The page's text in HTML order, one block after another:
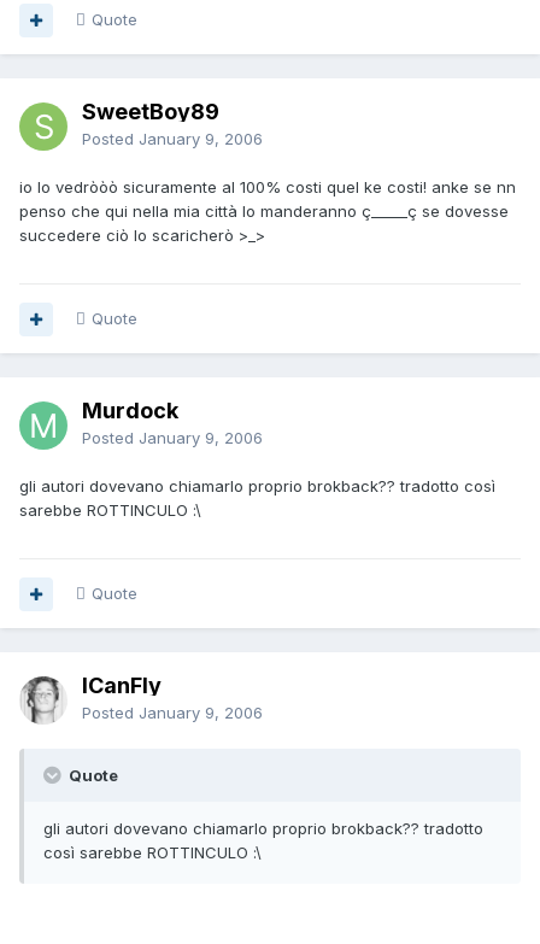
Quote
SweetBoy89
Posted January 9, 2006
io lo vedròòò sicuramente al 100% costi quel ke costi! anke se nn
penso che qui nella mia città lo manderanno ç_____ç se dovesse
succedere ciò lo scaricherò >_>
Quote
Murdock
Posted January 9, 2006
gli autori dovevano chiamarlo proprio brokback?? tradotto così
sarebbe ROTTINCULO :\
Quote
ICanFly
Posted January 9, 2006
Quote
gli autori dovevano chiamarlo proprio brokback?? tradotto
così sarebbe ROTTINCULO :\